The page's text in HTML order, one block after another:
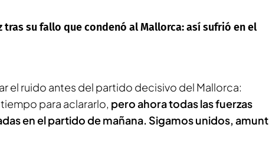
tras su fallo que condenó al Mallorca: así sufrió en el
el ruido antes del partido decisivo del Mallorca:
para aclararlo, pero ahora todas las fuerzas
en el partido de mañana. Sigamos unidos, amunt